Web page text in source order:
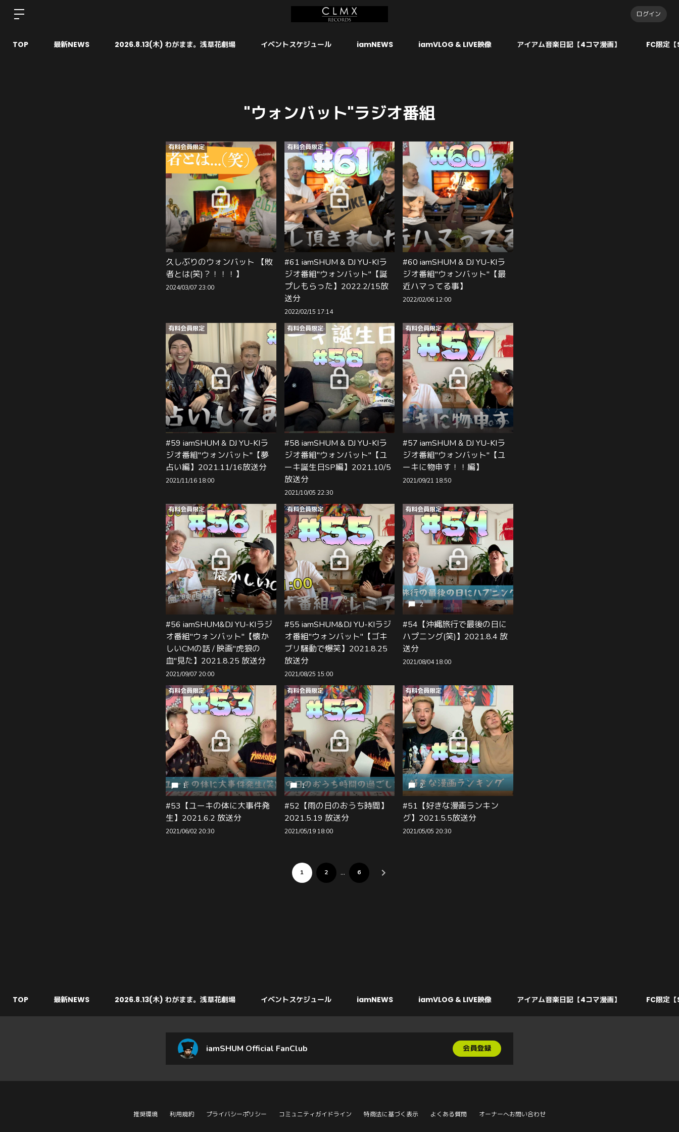
ログイン
TOP 最新NEWS 2026.8.13(木) わがまま。浅草花劇場 イベントスケジュール iamNEWS iamVLOG & LIVE映像 アイアム音楽日記【4コマ漫画】 FC限定
"ウォンバット"ラジオ番組
有料会員限定
久しぶりのウォンバット 【敗
者とは(笑)？！！！】
2024/03/07 23:00
有料会員限定
#61 iamSHUM & DJ YU-KIラ
ジオ番組"ウォンバット"【誕
プレもらった】2022.2/15放
送分
2022/02/15 17:14
#60 iamSHUM & DJ YU-KIラ
ジオ番組"ウォンバット"【最
近ハマってる事】
2022/02/06 12:00
有料会員限定
#59 iamSHUM & DJ YU-KIラ
ジオ番組"ウォンバット"【夢
占い編】2021.11/16放送分
2021/11/16 18:00
有料会員限定
#58 iamSHUM & DJ YU-KIラ
ジオ番組"ウォンバット"【ユ
ーキ誕生日SP編】2021.10/5
放送分
2021/10/05 22:30
有料会員限定
#57 iamSHUM & DJ YU-KIラ
ジオ番組"ウォンバット"【ユ
ーキに物申す！！編】
2021/09/21 18:50
有料会員限定
#56 iamSHUM&DJ YU-KIラジ
オ番組"ウォンバット"【懐か
しいCMの話 / 映画"虎狼の
血"見た】2021.8.25 放送分
2021/09/07 20:00
有料会員限定
#55 iamSHUM&DJ YU-KIラジ
オ番組"ウォンバット"【ゴキ
ブリ騒動で爆笑】2021.8.25
放送分
2021/08/25 15:00
有料会員限定
2
#54【沖縄旅行で最後の日に
ハプニング(笑)】2021.8.4 放
送分
2021/08/04 18:00
有料会員限定
1
#53【ユーキの体に大事件発
生】2021.6.2 放送分
2021/06/02 20:30
有料会員限定
1
#52【雨の日のおうち時間】
2021.5.19 放送分
2021/05/19 18:00
有料会員限定
2
#51【好きな漫画ランキン
グ】2021.5.5放送分
2021/05/05 20:30
1 2 … 6
TOP 最新NEWS 2026.8.13(木) わがまま。浅草花劇場 イベントスケジュール iamNEWS iamVLOG & LIVE映像 アイアム音楽日記【4コマ漫画】 FC限定
iamSHUM Official FanClub 会員登録
推奨環境 利用規約 プライバシーポリシー コミュニティガイドライン 特商法に基づく表示 よくある質問 オーナーへお問い合わせ